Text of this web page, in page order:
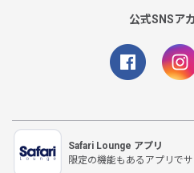
公式SNSア
Safari Lounge アプリ
限定の機能もあるアプリで